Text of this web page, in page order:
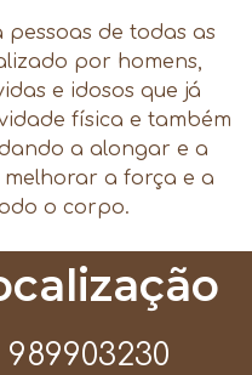
de todas as
por homens,
e idosos que já
física e também
a alongar e a
melhorar a força e a
o corpo.